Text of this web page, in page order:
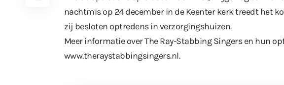
nachtmis op 24 december in de Keenter kerk treedt het
zij besloten optredens in verzorgingshuizen.
Meer informatie over The Ray-Stabbing Singers en hun
www.theraystabbingsingers.nl.